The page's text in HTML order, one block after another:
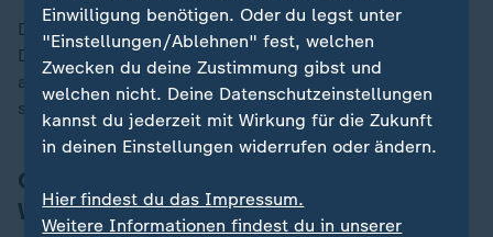
Die Pläne für die Oktopusfarm liegen seitdem auf Eis.
Dennoch strebt die Firma einen neuen Umweltbericht
an, denn eigentlich soll die Produktion schon 2027
starten.
Oktopus-Farmen in Kalifornien und
Washington verboten
Einwilligung benötigen. Oder du legst unter
"Einstellungen/Ablehnen" fest, welchen
Zwecken du deine Zustimmung gibst und
welchen nicht. Deine Datenschutzeinstellungen
kannst du jederzeit mit Wirkung für die Zukunft
in deinen Einstellungen widerrufen oder ändern.
Hier findest du das Impressum.
Weitere Informationen findest du in unserer